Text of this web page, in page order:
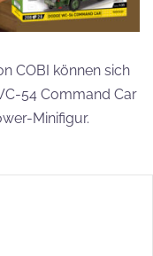
COBI können sich
54 Command Car
Minifigur.